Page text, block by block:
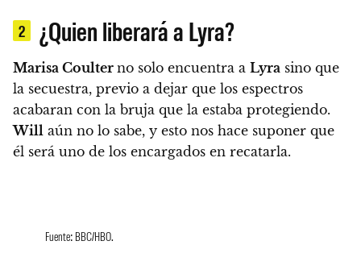
2 ¿Quien liberará a Lyra?
Marisa Coulter no solo encuentra a Lyra sino que
la secuestra, previo a dejar que los espectros
acabaran con la bruja que la estaba protegiendo.
Will aún no lo sabe, y esto nos hace suponer que
él será uno de los encargados en recatarla.
Fuente: BBC/HBO.